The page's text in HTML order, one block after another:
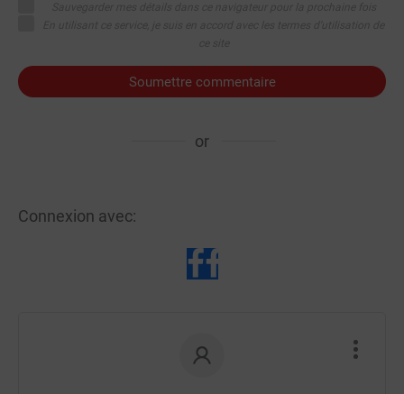
Soumettre commentaire
or
Connexion avec: